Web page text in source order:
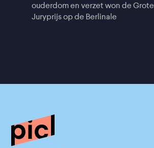
ouderdom en verzet won de Grote
Juryprijs op de Berlinale